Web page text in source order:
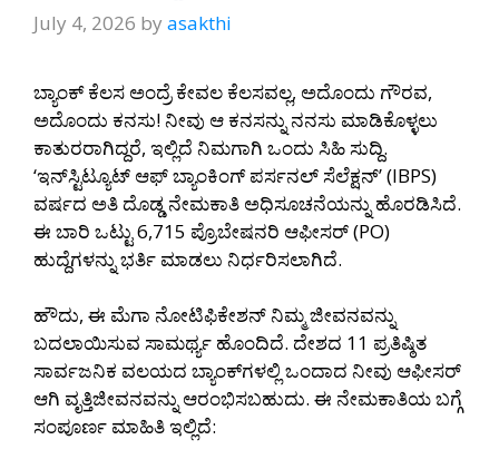
July 4, 2026 by asakthi
ಬ್ಯಾಂಕ್ ಕೆಲಸ ಅಂದ್ರೆ ಕೇವಲ ಕೆಲಸವಲ್ಲ, ಅದೊಂದು ಗೌರವ,
ಅದೊಂದು ಕನಸು! ನೀವು ಆ ಕನಸನ್ನು ನನಸು ಮಾಡಿಕೊಳ್ಳಲು
ಕಾತುರರಾಗಿದ್ದರೆ, ಇಲ್ಲಿದೆ ನಿಮಗಾಗಿ ಒಂದು ಸಿಹಿ ಸುದ್ದಿ.
‘ಇನ್‌ಸ್ಟಿಟ್ಯೂಟ್ ಆಫ್ ಬ್ಯಾಂಕಿಂಗ್ ಪರ್ಸನಲ್ ಸೆಲೆಕ್ಷನ್’ (IBPS)
ವರ್ಷದ ಅತಿ ದೊಡ್ಡ ನೇಮಕಾತಿ ಅಧಿಸೂಚನೆಯನ್ನು ಹೊರಡಿಸಿದೆ.
ಈ ಬಾರಿ ಒಟ್ಟು 6,715 ಪ್ರೊಬೇಷನರಿ ಆಫೀಸರ್ (PO)
ಹುದ್ದೆಗಳನ್ನು ಭರ್ತಿ ಮಾಡಲು ನಿರ್ಧರಿಸಲಾಗಿದೆ.
ಹೌದು, ಈ ಮೆಗಾ ನೋಟಿಫಿಕೇಶನ್ ನಿಮ್ಮ ಜೀವನವನ್ನು
ಬದಲಾಯಿಸುವ ಸಾಮರ್ಥ್ಯ ಹೊಂದಿದೆ. ದೇಶದ 11 ಪ್ರತಿಷ್ಠಿತ
ಸಾರ್ವಜನಿಕ ವಲಯದ ಬ್ಯಾಂಕ್‌ಗಳಲ್ಲಿ ಒಂದಾದ ನೀವು ಆಫೀಸರ್
ಆಗಿ ವೃತ್ತಿಜೀವನವನ್ನು ಆರಂಭಿಸಬಹುದು. ಈ ನೇಮಕಾತಿಯ ಬಗ್ಗೆ
ಸಂಪೂರ್ಣ ಮಾಹಿತಿ ಇಲ್ಲಿದೆ: